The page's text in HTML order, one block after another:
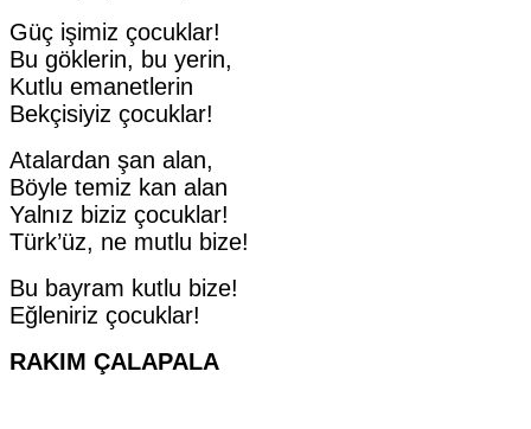
Güç işimiz çocuklar!
Bu göklerin, bu yerin,
Kutlu emanetlerin
Bekçisiyiz çocuklar!
Atalardan şan alan,
Böyle temiz kan alan
Yalnız biziz çocuklar!
Türk’üz, ne mutlu bize!
Bu bayram kutlu bize!
Eğleniriz çocuklar!
RAKIM ÇALAPALA